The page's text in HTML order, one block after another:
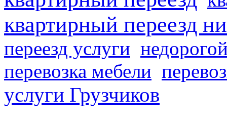
квартирный переезд
переезд услуги
перевозка мебели
услуги Грузчиков